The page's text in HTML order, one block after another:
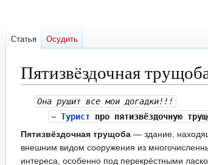
Пятизвëздочная
Перейти
ПерейтиОна рушит все мои догадки!!!
~ Туристпро пятизвёздочную
Пятизвёздочная трущоба — здание,
внешним видом сооружения из
интереса, особенно под перекрëстными
Статья Осудить